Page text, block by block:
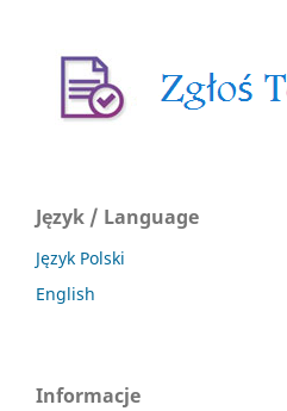
Język / Language
Język Polski
English
Informacje